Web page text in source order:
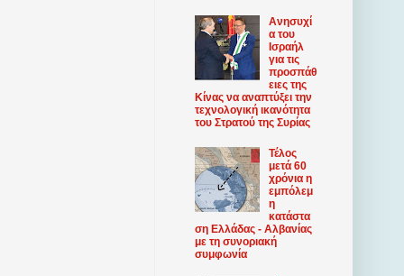
Ανησυχί
α του
Ισραήλ
για τις
προσπάθ
ειες της
Κίνας να αναπτύξει την
τεχνολογική ικανότητα
του Στρατού της Συρίας
Τέλος
μετά 60
χρόνια η
εμπόλεμ
η
κατάστα
ση Ελλάδας - Αλβανίας
με τη συνοριακή
συμφωνία